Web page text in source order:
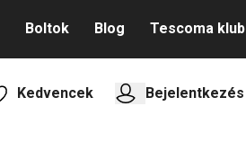
Boltok Blog Tescoma klub
Kedvencek Bejelentkezés